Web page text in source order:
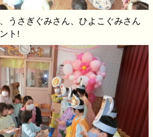
うさぎぐみさん、ひよこぐみさん
ト!